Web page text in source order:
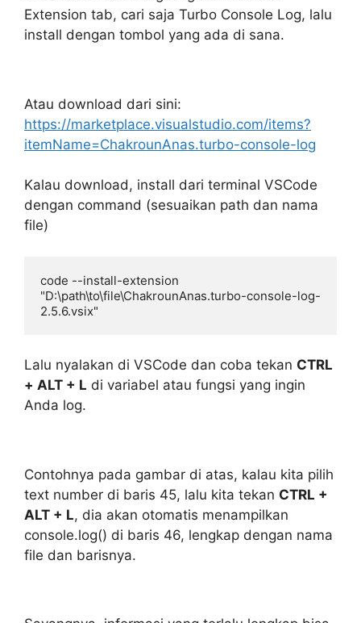
Extension tab, cari saja Turbo Console Log, lalu
install dengan tombol yang ada di sana.
Atau download dari sini:
https://marketplace.visualstudio.com/items?
itemName=ChakrounAnas.turbo-console-log
Kalau download, install dari terminal VSCode
dengan command (sesuaikan path dan nama
file)
code --install-extension
"D:\path\to\file\ChakrounAnas.turbo-console-log-
2.5.6.vsix"
Lalu nyalakan di VSCode dan coba tekan CTRL
+ ALT + L di variabel atau fungsi yang ingin
Anda log.
Contohnya pada gambar di atas, kalau kita pilih
text number di baris 45, lalu kita tekan CTRL +
ALT + L, dia akan otomatis menampilkan
console.log() di baris 46, lengkap dengan nama
file dan barisnya.